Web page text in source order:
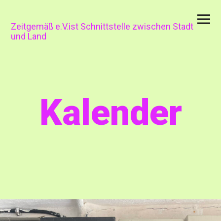
content
Zeitgemäß e.V.ist Schnittstelle zwischen Stadt
und Land
Menu
Kalender